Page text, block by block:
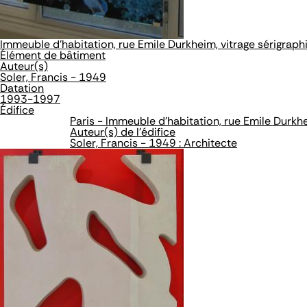
Immeuble d'habitation, rue Emile Durkheim, vitrage
Élément de bâtiment
Auteur(s)
Soler, Francis - 1949
Datation
1993-1997
Édifice
Paris - Immeuble d'habitation, rue Emile
Auteur(s) de l'édifice
Soler, Francis - 1949 : Architecte